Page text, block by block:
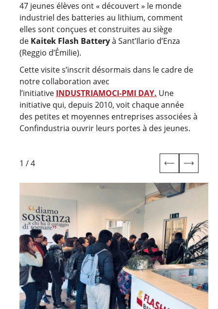
47 jeunes élèves ont « découvert » le monde
industriel des batteries au lithium, comment
elles sont conçues et construites au siège
de Kaitek Flash Batteryà Sant’Ilario d’Enza
(Reggio d’Émilie).
Cette visite s’inscrit désormais dans le cadre de
notre collaboration avec
l’initiative INDUSTRIAMOCI-PMI DAY. Une
initiative qui, depuis 2010, voit chaque année
des petites et moyennes entreprises associées à
Confindustria ouvrir leurs portes à des jeunes.
1 /4